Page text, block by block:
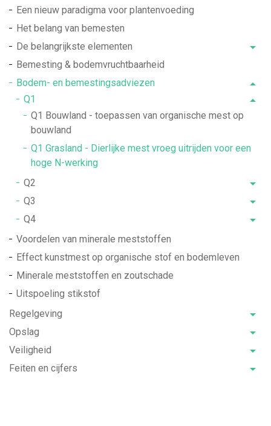
Een nieuw paradigma voor plantenvoeding
Het belang van bemesten
De belangrijkste elementen
Bemesting & bodemvruchtbaarheid
Bodem- en bemestingsadviezen
Q1
Q1 Bouwland - toepassen van organische mest op
bouwland
Q1 Grasland - Dierlijke mest vroeg uitrijden voor een
hoge N-werking
Q2
Q3
Q4
Voordelen van minerale meststoffen
Effect kunstmest op organische stof en bodemleven
Minerale meststoffen en zoutschade
Uitspoeling stikstof
Regelgeving
Opslag
Veiligheid
Feiten en cijfers